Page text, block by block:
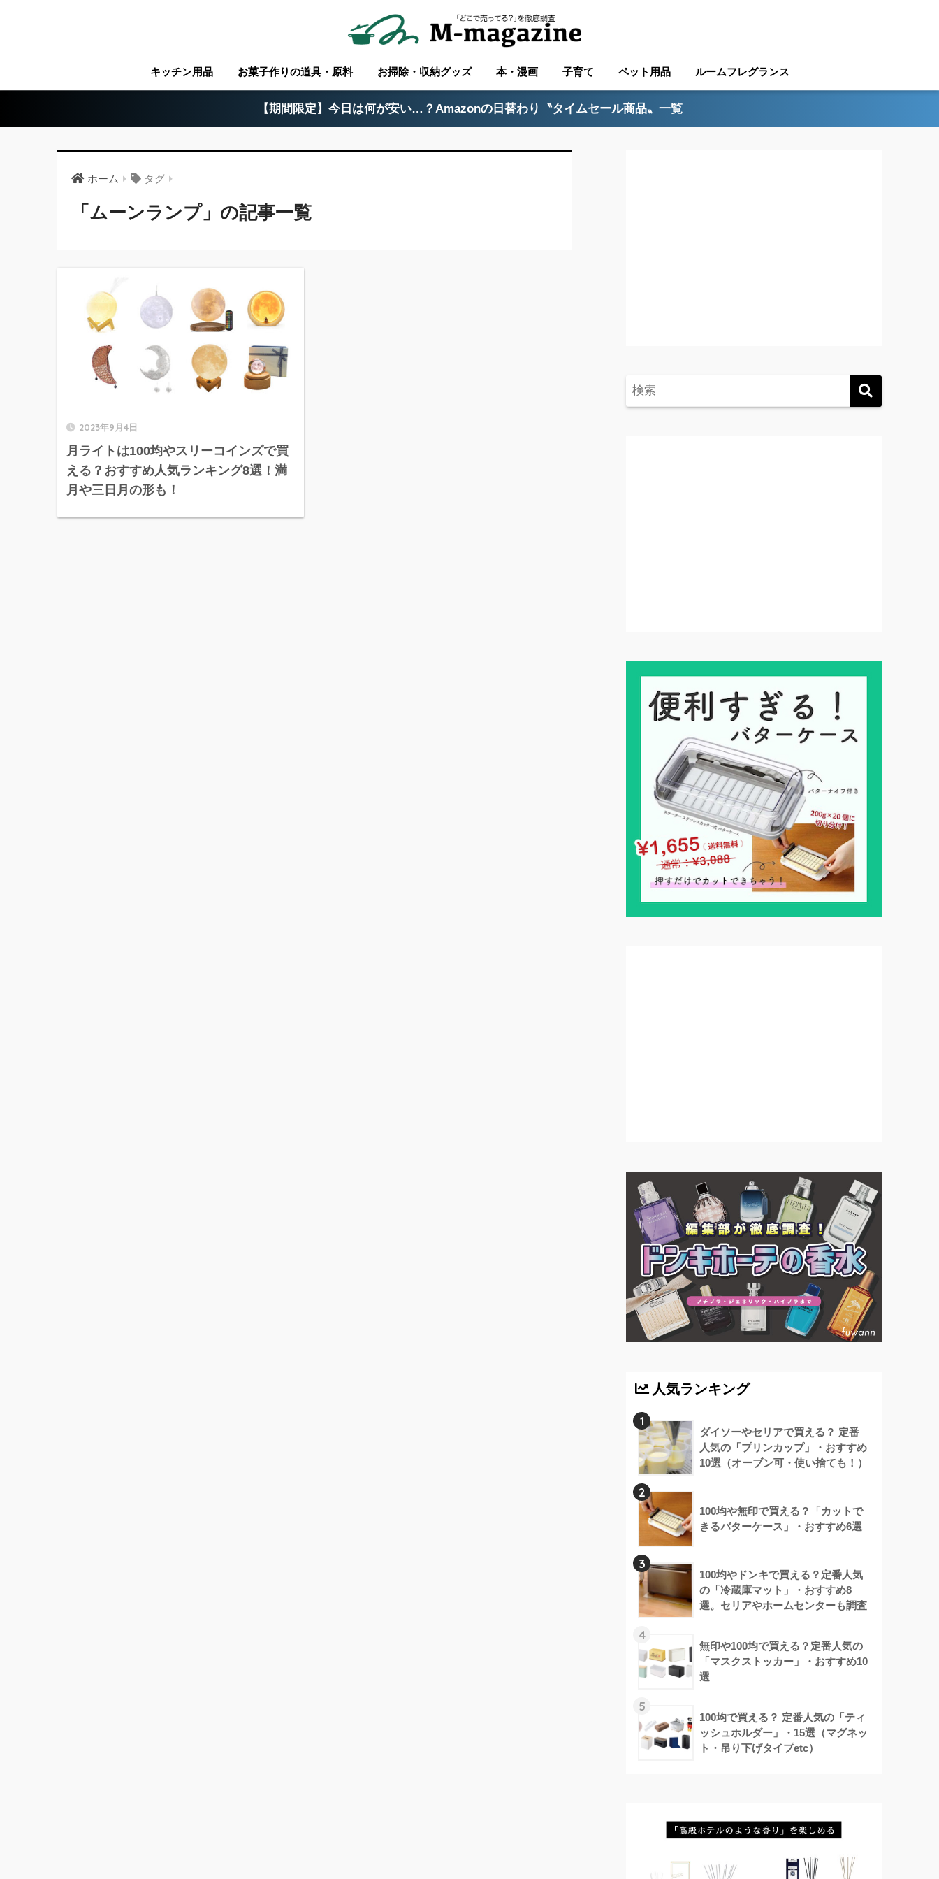
キッチン用品 お菓子作りの道具・原料 お掃除・収納グッズ 本・漫画 子育て ペット用品 ルームフレグランス
【期間限定】今日は何が安い…？Amazonの日替わり〝タイムセール商品〟一覧
ホーム タグ
「ムーンランプ」の記事一覧
2023年9月4日
月ライトは100均やスリーコインズで買
える？おすすめ人気ランキング8選！満
月や三日月の形も！
人気ランキング
1
ダイソーやセリアで買える？ 定番
人気の「プリンカップ」・おすすめ
10選（オーブン可・使い捨ても！）
2
100均や無印で買える？「カットで
きるバターケース」・おすすめ6選
3
100均やドンキで買える？定番人気
の「冷蔵庫マット」・おすすめ8
選。セリアやホームセンターも調査
4
無印や100均で買える？定番人気の
「マスクストッカー」・おすすめ10
選
5
100均で買える？ 定番人気の「ティ
ッシュホルダー」・15選（マグネッ
ト・吊り下げタイプetc）